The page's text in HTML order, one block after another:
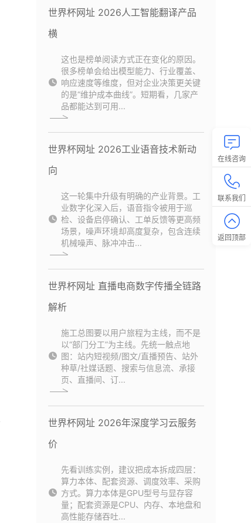
世界杯网址 2026人工智能翻译产品
横
这也是榜单阅读方式正在变化的原因。
很多榜单会给出模型能力、行业覆盖、
响应速度等维度，但对企业决策更关键
的是“维护成本曲线”。短期看，几家产
品都能达到可用...
世界杯网址 2026工业语音技术新动
向
这一轮集中升级有明确的产业背景。工
业数字化深入后，语音指令被用于巡
检、设备启停确认、工单反馈等更高频
场景，噪声环境却高度复杂，包含连续
机械噪声、脉冲冲击...
世界杯网址 直播电商数字传播全链路
解析
施工总图要以用户旅程为主线，而不是
以“部门分工”为主线。先统一触点地
图：站内短视频/图文/直播预告、站外
种草/社媒话题、搜索与信息流、承接
页、直播间、订...
世界杯网址 2026年深度学习云服务
价
先看训练实例，建议把成本拆成四层：
算力本体、配套资源、调度效率、采购
方式。算力本体是GPU型号与显存容
量；配套资源是CPU、内存、本地盘和
高性能存储吞吐...
在线咨询
联系我们
返回顶部